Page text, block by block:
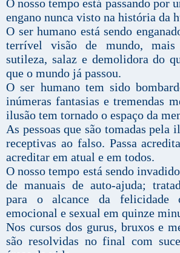
O nosso tempo está passando por
engano nunca visto na história da
O ser humano está sendo
terrível visão de mundo, mais
sutileza, salaz e demolidora do
que o mundo já passou.
O ser humano tem sido
inúmeras fantasias e tremendas
ilusão tem tornado o espaço da
As pessoas que são tomadas pela
receptivas ao falso. Passa
acreditar em atual e em todos.
O nosso tempo está sendo
de manuais de auto-ajuda;
para o alcance da felicidade
emocional e sexual em quinze
Nos cursos dos gurus, bruxos e
são resolvidas no final com